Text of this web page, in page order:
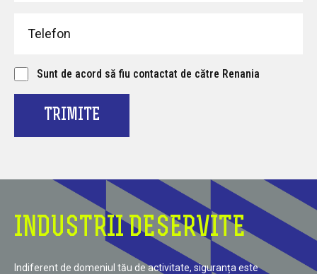
Sunt de acord să fiu contactat de către Renania
TRIMITE
INDUSTRII DESERVITE
Indiferent de domeniul tău de activitate, siguranța este